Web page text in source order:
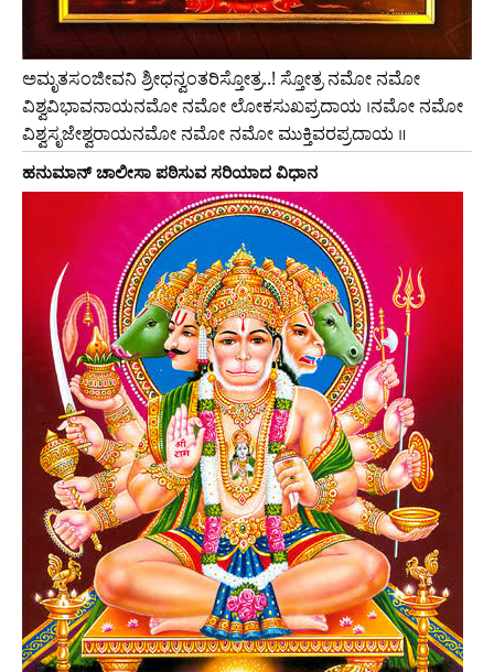
ಅಮೃತಸಂಜೀವನಿ ಶ್ರೀಧನ್ವಂತರಿಸ್ತೋತ್ರ..! ಸ್ತೋತ್ರ ನಮೋ ನಮೋ
ವಿಶ್ವವಿಭಾವನಾಯನಮೋ ನಮೋ ಲೋಕಸುಖಪ್ರದಾಯ ।ನಮೋ ನಮೋ
ವಿಶ್ವಸೃಜೇಶ್ವರಾಯನಮೋ ನಮೋ ನಮೋ ಮುಕ್ತಿವರಪ್ರದಾಯ ॥
ಹನುಮಾನ್‌ ಚಾಲೀಸಾ ಪಠಿಸುವ ಸರಿಯಾದ ವಿಧಾನ